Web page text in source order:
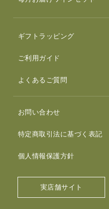
ギフトラッピング
ご利用ガイド
よくあるご質問
お問い合わせ
特定商取引法に基づく表記
個人情報保護方針
実店舗サイト